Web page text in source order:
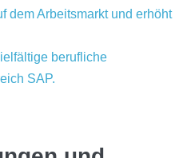
dem Arbeitsmarkt und erhöht
berufliche
SAP.